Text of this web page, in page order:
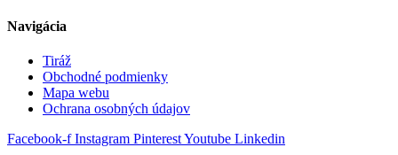
Navigácia
Tiráž
Obchodné podmienky
Mapa webu
Ochrana osobných údajov
Facebook-f Instagram PinterestYoutube Linkedin